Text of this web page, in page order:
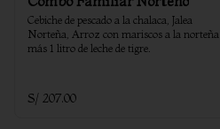
Cebiche de pescado a la chalaca, Jalea
Norteña, Arroz con mariscos a la norteña
más 1 litro de leche de tigre.
S/ 207.00